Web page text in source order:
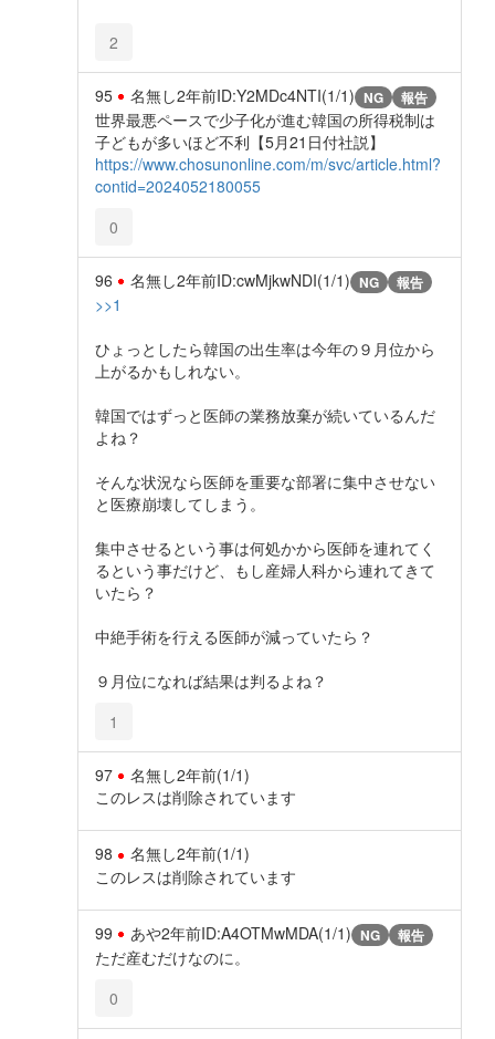
2
95 名無し2年前ID:Y2MDc4NTI(1/1) NG 報告
世界最悪ペースで少子化が進む韓国の所得税制は
子どもが多いほど不利【5月21日付社説】
https://www.chosunonline.com/m/svc/article.html?
contid=2024052180055
0
96 名無し2年前ID:cwMjkwNDI(1/1) NG 報告
>>1
ひょっとしたら韓国の出生率は今年の９月位から
上がるかもしれない。
韓国ではずっと医師の業務放棄が続いているんだ
よね？
そんな状況なら医師を重要な部署に集中させない
と医療崩壊してしまう。
集中させるという事は何処かから医師を連れてく
るという事だけど、もし産婦人科から連れてきて
いたら？
中絶手術を行える医師が減っていたら？
９月位になれば結果は判るよね？
1
97 名無し2年前(1/1)
このレスは削除されています
98 名無し2年前(1/1)
このレスは削除されています
99 あや2年前ID:A4OTMwMDA(1/1) NG 報告
ただ産むだけなのに。
0